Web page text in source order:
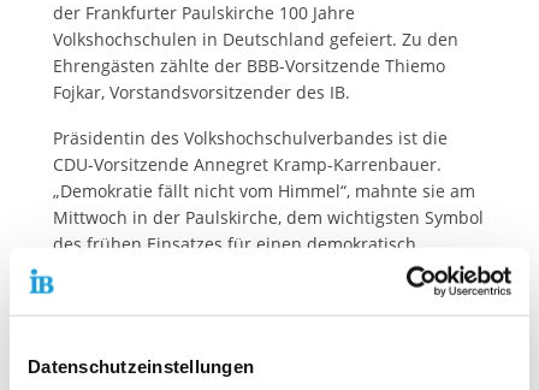
Datenschutzeinstellungen
der Frankfurter Paulskirche 100 Jahre
Volkshochschulen in Deutschland gefeiert. Zu den
Ehrengästen zählte der BBB-Vorsitzende Thiemo
Fojkar, Vorstandsvorsitzender des IB.
Präsidentin des Volkshochschulverbandes ist die
CDU-Vorsitzende Annegret Kramp-Karrenbauer.
„Demokratie fällt nicht vom Himmel“, mahnte sie am
Mittwoch in der Paulskirche, dem wichtigsten Symbol
des frühen Einsatzes für einen demokratisch
verfassten Staat in Deutschland. „Wir müssen täglich
an ihr arbeiten“, fuhr sie fort. Dieser Erkenntnis trägt
auch der IB mit seinen zahlreichen Angeboten der
Arbeitsfeldern und als Partner der Bundeszentrale